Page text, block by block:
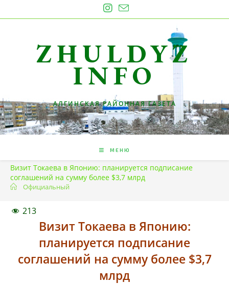
к
ZHULDYZ
INFO
АЛГИНСКАЯ РАЙОННАЯ ГАЗЕТА
МЕНЮ
Визит Токаева в Японию: планируется подписание
соглашений на сумму более $3,7 млрд
Официальный
213
Визит Токаева в Японию:
планируется подписание
соглашений на сумму более $3,7
млрд